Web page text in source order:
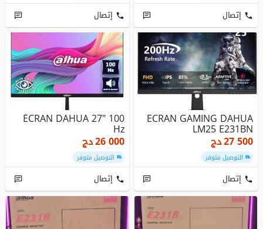
إتصال إتصال
ECRAN GAMING DAHUA
LM25 E231BN
27 500دج
التوصيل متوفر
إتصال
ÉCRAN DAHUA 27" 100
Hz
26 000دج
التوصيل متوفر
إتصال